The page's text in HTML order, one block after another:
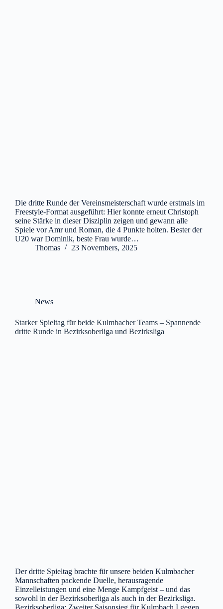
Die dritte Runde der Vereinsmeisterschaft wurde erstmals im
Freestyle-Format ausgeführt: Hier konnte erneut Christoph
seine Stärke in dieser Disziplin zeigen und gewann alle
Spiele vor Amr und Roman, die 4 Punkte holten. Bester der
U20 war Dominik, beste Frau wurde…
Thomas
23 Novembers, 2025
News
Starker Spieltag für beide Kulmbacher Teams – Spannende
dritte Runde in Bezirksoberliga und Bezirksliga
Der dritte Spieltag brachte für unsere beiden Kulmbacher
Mannschaften packende Duelle, herausragende
Einzelleistungen und eine Menge Kampfgeist – und das
sowohl in der Bezirksoberliga als auch in der Bezirksliga.